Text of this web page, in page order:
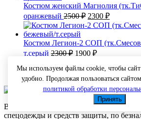
2050 ₽.
Костюм женский Магнолия
оранжевый 2500₽ Первоначальная
цена
составляла
2500 ₽.
2300 ₽Текущая
цена:
Костюм Легион-2 СОП
т.серый 2300₽ Первоначальная
составляла
2300 ₽.
1900 ₽Текущая
1900 ₽.
утепленный СТАНДАРТ
Внимание! Осуществляется только
спецодежды и средств защиты, по
Мы используем файлы cookie, чтобы сайт
удобно. Продолжая пользоваться
политикой обработки
Принять